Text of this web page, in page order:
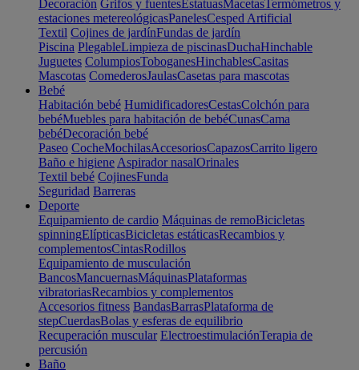
Decoración Grifos y fuentesEstatuasMacetasTermómetros y
estaciones metereológicasPanelesCesped Artificial
Textil Cojines de jardínFundas de jardín
Piscina PlegableLimpieza de piscinasDuchaHinchable
Juguetes ColumpiosToboganesHinchablesCasitas
Mascotas ComederosJaulasCasetas para mascotas
Bebé
Habitación bebé HumidificadoresCestasColchón para
bebéMuebles para habitación de bebéCunasCama
bebéDecoración bebé
Paseo CocheMochilasAccesoriosCapazosCarrito ligero
Baño e higiene Aspirador nasalOrinales
Textil bebé CojinesFunda
Seguridad Barreras
Deporte
Equipamiento de cardio Máquinas de remoBicicletas
spinningElípticasBicicletas estáticasRecambios y
complementosCintasRodillos
Equipamiento de musculación
BancosMancuernasMáquinasPlataformas
vibratoriasRecambios y complementos
Accesorios fitness BandasBarrasPlataforma de
stepCuerdasBolas y esferas de equilibrio
Recuperación muscular ElectroestimulaciónTerapia de
percusión
Baño